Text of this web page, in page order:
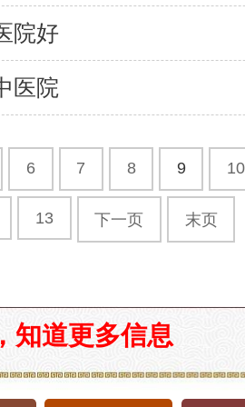
院好
医院
6 7 8 9 10
13 下一页 末页
知道更多信息